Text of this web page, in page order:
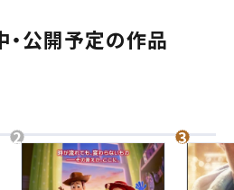
閉じる
公開予定の作品